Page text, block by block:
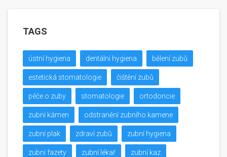
TAGS
ústní hygiena dentální hygiena bělení zubů
estetická stomatologie čištění zubů
péče o zuby stomatologie ortodoncie
zubní kámen odstranění zubního kamene
zubní plak zdraví zubů zubní hygiena
zubní fazety zubní lékař zubní kaz